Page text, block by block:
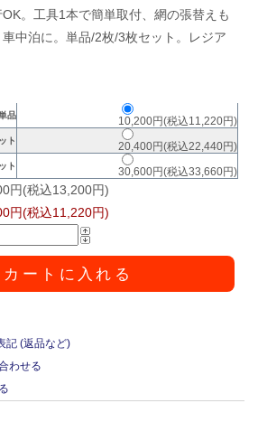
。工具1本で簡単取付、網の張替えも
中泊に。単品/2枚/3枚セット。レジア
品 10,200円(税込11,220円)
ト 20,400円(税込22,440円)
ト 30,600円(税込33,660円)
円(税込13,200円)
円(税込11,220円)
カートに入れる
記 (返品など)
わせる